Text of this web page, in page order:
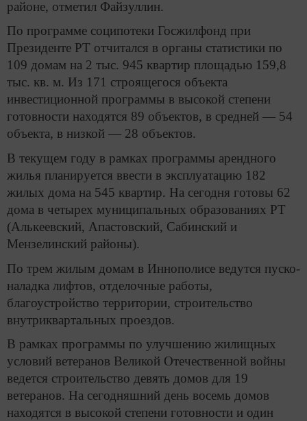
районе, отметил Файзуллин.
По программе соципотеки Госжилфонд при
Президенте РТ отчитался в органы статистики по
109 домам на 2 тыс. 945 квартир площадью 159,8
тыс. кв. м. Из 171 строящегося объекта
инвестиционной программы в высокой степени
готовности находятся 89 объектов, в средней — 54
объекта, в низкой — 28 объектов.
В текущем году в рамках программы арендного
жилья планируется ввести в эксплуатацию 182
жилых дома на 545 квартир. На сегодня готовы 62
дома в четырех муниципальных образованиях РТ
(Алькеевский, Апастовский, Сабинский и
Мензелинский районы).
По трем жилым домам в Иннополисе ведутся пуско-
наладка лифтов, отделочные работы,
благоустройство территории, строительство
внутриквартальных проездов.
В рамках программы по улучшению жилищных
условий ветеранов Великой Отечественной войны
ведется строительство девять домов для 19
ветеранов. На сегодняшний день восемь домов
находятся в высокой степени готовности и один